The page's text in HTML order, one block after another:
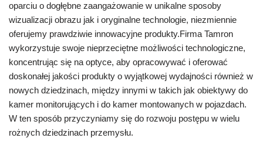
oparciu o dogłębne zaangażowanie w unikalne sposoby
wizualizacji obrazu jak i oryginalne technologie, niezmiennie
oferujemy prawdziwie innowacyjne produkty.Firma Tamron
wykorzystuje swoje nieprzeciętne możliwości technologiczne,
koncentrując się na optyce, aby opracowywać i oferować
doskonałej jakości produkty o wyjątkowej wydajności również w
nowych dziedzinach, między innymi w takich jak obiektywy do
kamer monitorujących i do kamer montowanych w pojazdach.
W ten sposób przyczyniamy się do rozwoju postępu w wielu
rożnych dziedzinach przemysłu.